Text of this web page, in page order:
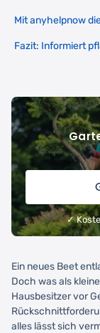
Mit anyhelpnow
Fazit: Informiert
✓
Ein neues Beet
Doch was als
Hausbesitzer vor
alles lässt sich